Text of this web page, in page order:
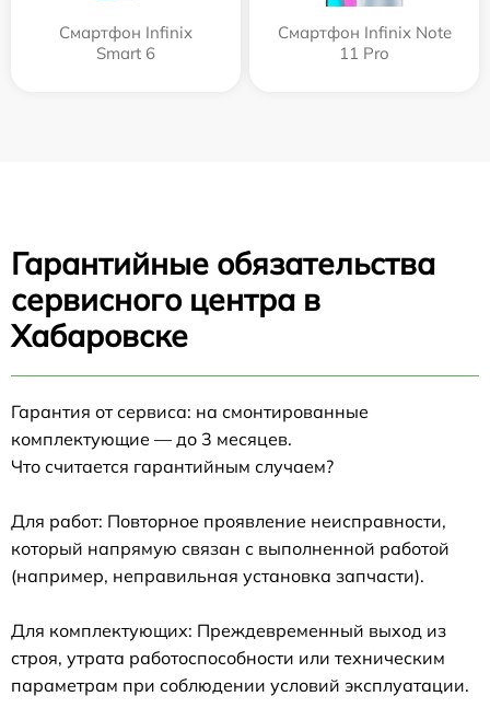
Смартфон Infinix
Smart 6
Смартфон Infinix Note
11 Pro
Гарантийные обязательства
сервисного центра в
Хабаровске
Гарантия от сервиса: на смонтированные
комплектующие — до 3 месяцев.
Что считается гарантийным случаем?
Для работ: Повторное проявление неисправности,
который напрямую связан с выполненной работой
(например, неправильная установка запчасти).
Для комплектующих: Преждевременный выход из
строя, утрата работоспособности или техническим
параметрам при соблюдении условий эксплуатации.